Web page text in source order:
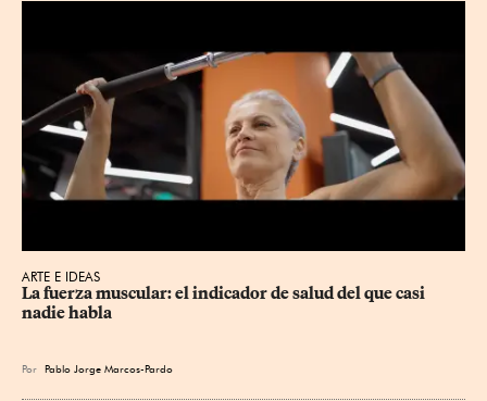
ARTE E IDEAS
La fuerza muscular: el indicador de salud del que casi
nadie habla
Por Pablo Jorge Marcos-Pardo